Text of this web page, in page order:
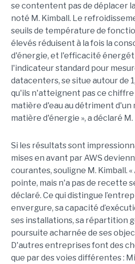
se contentent pas de déplacer
noté M. Kimball. Le
seuils de température de
élevés réduisent à la fois la
d'énergie, et l'efficacité
l'indicateur standard pour
datacenters, se situe autour de
qu'ils n'atteignent pas ce
matière d'eau au détriment d'un
matière d'énergie », a déclaré M.
Si les résultats sont
mises en avant par AWS
courantes, souligne M. Kimball. «
pointe, mais n'a pas de recette
déclaré. Ce qui distingue
envergure, sa capacité
ses installations, sa répartition
poursuite acharnée de ses
D'autres entreprises font des
que par des voies différentes :